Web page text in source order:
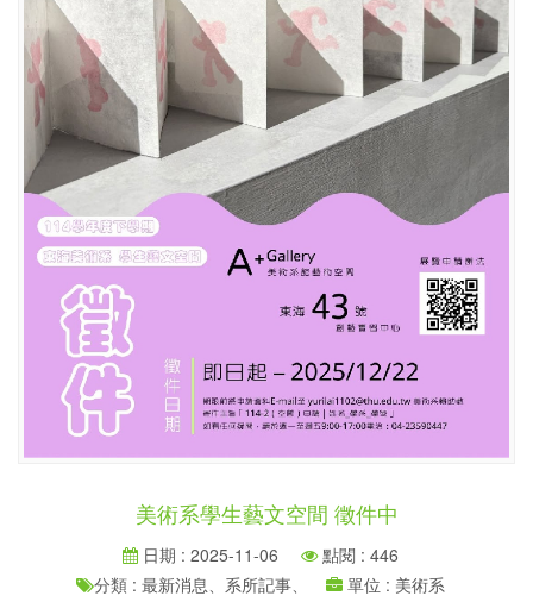
美術系學生藝文空間 徵件中
日期 : 2025-11-06
點閱 : 446
分類 : 最新消息、系所記事、
單位 : 美術系